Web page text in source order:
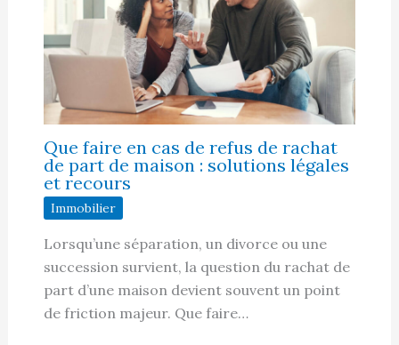
Que faire en cas de refus de rachat
de part de maison : solutions légales
et recours
Immobilier
Lorsqu’une séparation, un divorce ou une
succession survient, la question du rachat de
part d’une maison devient souvent un point
de friction majeur. Que faire…